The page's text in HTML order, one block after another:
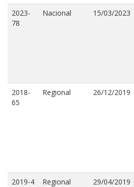
2023-
78
Nacional 15/03/2023
2018-
65
Regional 26/12/2019
2019-4 Regional 29/04/2019